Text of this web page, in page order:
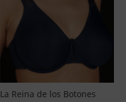
La Reina de los Botones